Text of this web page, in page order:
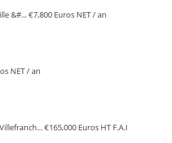
&#...€7,800 Euros NET / an
NET / an
€165,000 Euros HT F.A.I